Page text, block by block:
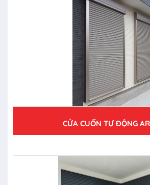
CỬA CUỐN TỰ ĐỘNG